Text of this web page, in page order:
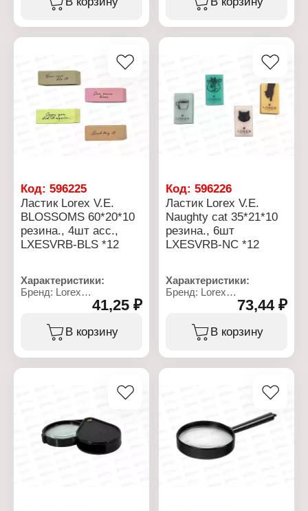
Цвет: в ассортименте
термопластичная резина
Код: 596225
Ластик Lorex V.E.
BLOSSOMS 60*20*10
резина., 4шт асс.,
LXESVRB-BLS *12
Характеристики:
Бренд: Lorex
Артикул: LXESVRB-BLS
Серия: Volume Eraser
Тип товара: Набор
ластиков
Упаковка: на блистере
термопластичная резина
41,25 ₽
В корзину
Код:596226
Ластик Lorex V.E.
Naughty cat 35*21*10
резина., 6шт
LXESVRB-NC *12
Характеристики:
Бренд: Lorex
Артикул: LXESVRB-NC
Серия: Volume Eraser
Тип товара: Набор
ластиков
Упаковка: на блистере
термопластичная резина
73,44 ₽
В корзину